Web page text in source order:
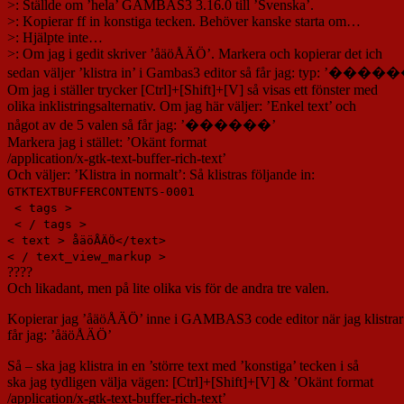
>: Ställde om ’hela’ GAMBAS3 3.16.0 till ’Svenska’.
>: Kopierar ff in konstiga tecken. Behöver kanske starta om…
>: Hjälpte inte…
>: Om jag i gedit skriver ’åäöÅÄÖ’. Markera och kopierar det ich
sedan väljer ’klistra in’ i Gambas3 editor så får jag: typ:
Om jag i ställer trycker [Ctrl]+[Shift]+[V] så visas ett fönster med
olika inklistringsalternativ. Om jag här väljer: ’Enkel text’ och
något av de 5 valen så får jag: ’������’
Markera jag i stället: ’Okänt format
/application/x-gtk-text-buffer-rich-text’
Och väljer: ’Klistra in normalt’: Så klistras följande in:
GTKTEXTBUFFERCONTENTS-0001
< tags >
< / tags >
< text > åäöÅÄÖ</text>
< / text_view_markup >
????
Och likadant, men på lite olika vis för de andra tre valen.
Kopierar jag ’åäöÅÄÖ’ inne i GAMBAS3 code editor när jag
får jag: ’åäöÅÄÖ’
Så – ska jag klistra in en ’större text med ’konstiga’ tecken i så
ska jag tydligen välja vägen: [Ctrl]+[Shift]+[V] & ’Okänt format
/application/x-gtk-text-buffer-rich-text’